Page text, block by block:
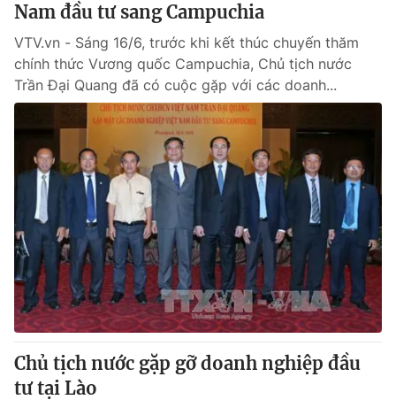
Nam đầu tư sang Campuchia
VTV.vn - Sáng 16/6, trước khi kết thúc chuyến thăm
chính thức Vương quốc Campuchia, Chủ tịch nước
Trần Đại Quang đã có cuộc gặp với các doanh...
Chủ tịch nước gặp gỡ doanh nghiệp đầu
tư tại Lào